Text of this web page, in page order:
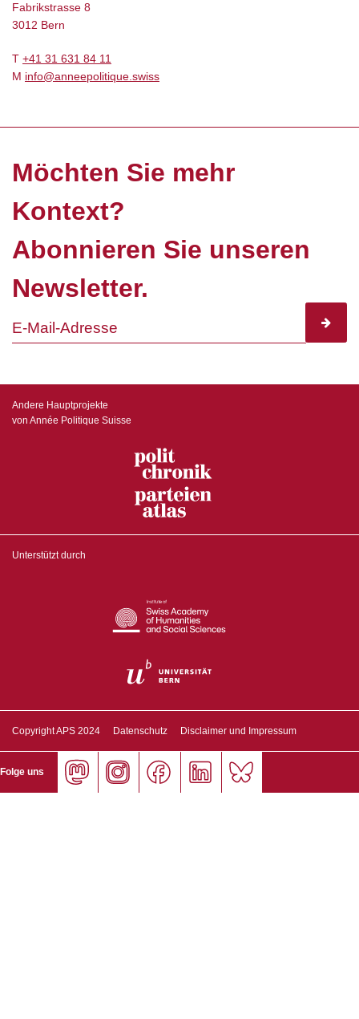
Fabrikstrasse 8
3012 Bern
T +41 31 631 84 11
M info@anneepolitique.swiss
Möchten Sie mehr
Kontext?
Abonnieren Sie unseren
Newsletter.
Andere Hauptprojekte
von Année Politique Suisse
Unterstützt durch
Copyright APS 2024 Datenschutz Disclaimer und Impressum
Folge uns